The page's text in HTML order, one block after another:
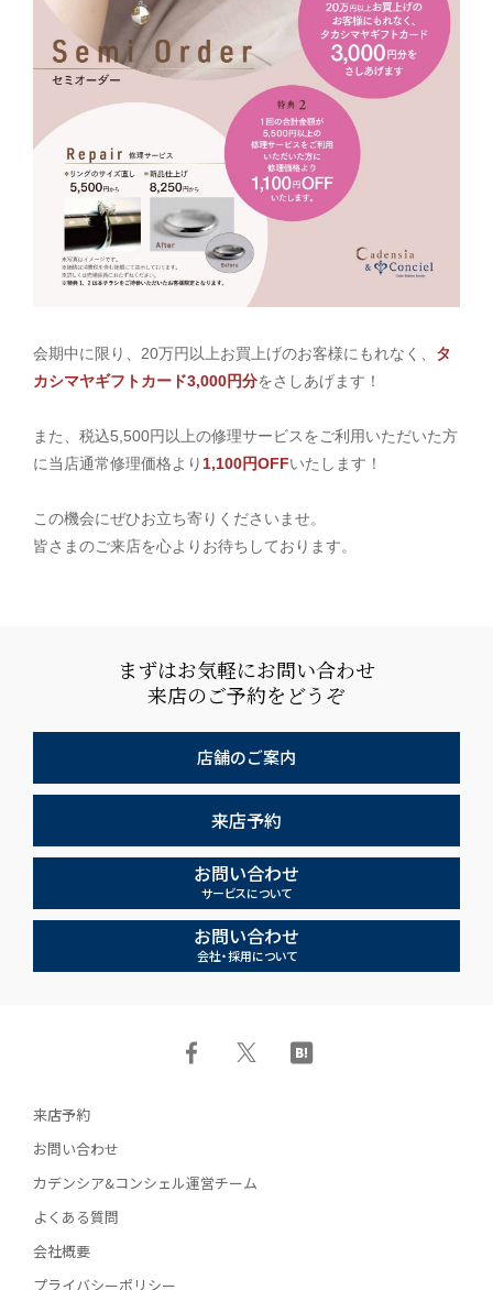
会期中に限り、20万円以上お買上げのお客様にもれなく、 タ
カシマヤギフトカード3,000円分をさしあげます！
また、税込5,500円以上の修理サービスをご利用いただいた方
に当店通常修理価格より 1,100円OFFいたします！
この機会にぜひお立ち寄りくださいませ。
皆さまのご来店を心よりお待ちしております。
まずはお気軽にお問い合わせ
来店のご予約をどうぞ
店舗のご案内
来店予約
お問い合わせ
サービスについて
お問い合わせ
会社・採用について
来店予約
お問い合わせ
カデンシア&コンシェル運営チーム
よくある質問
会社概要
プライバシーポリシー